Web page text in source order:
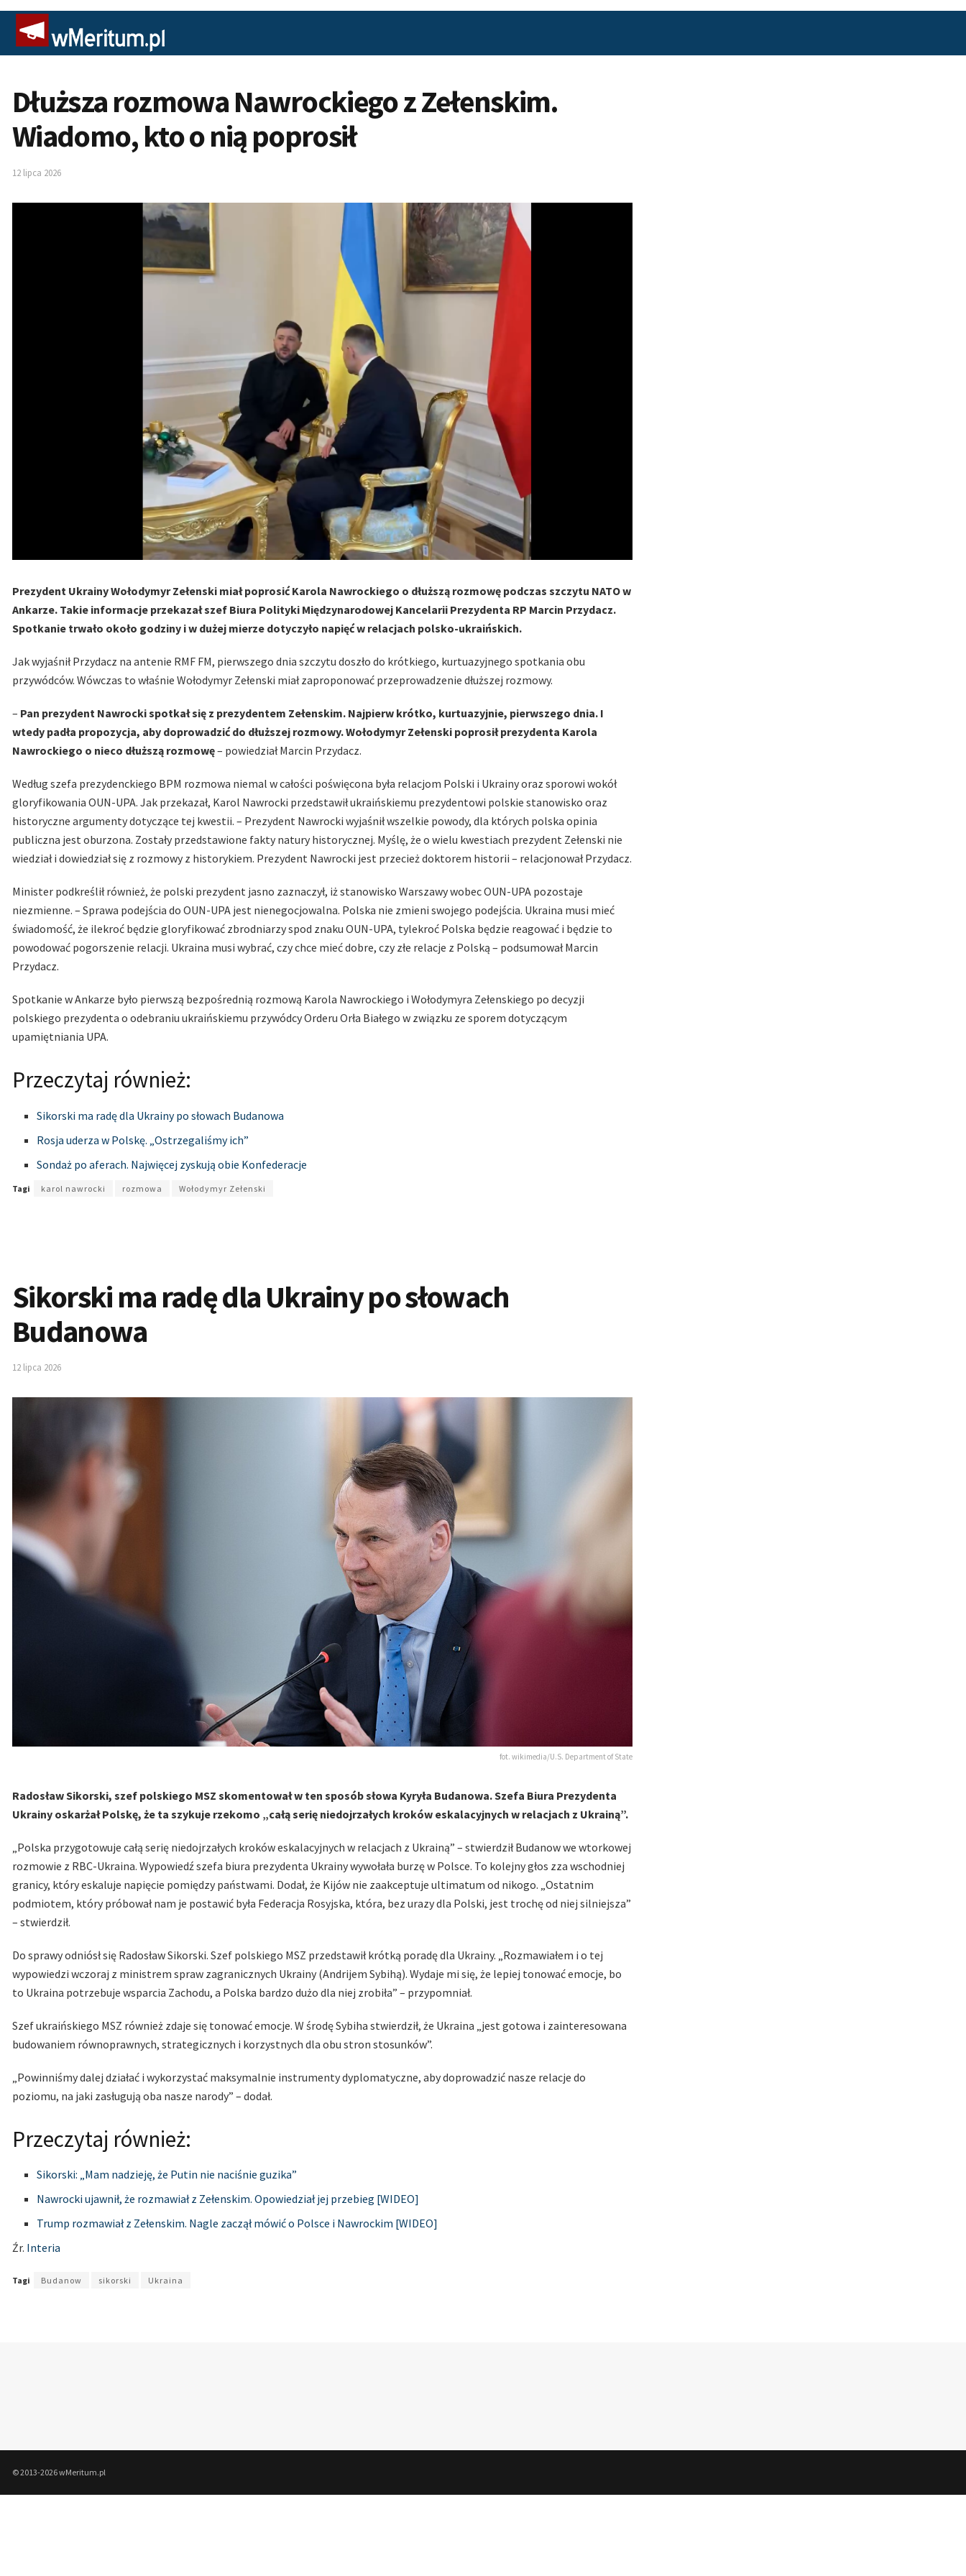
Dłuższa rozmowa Nawrockiego z Zełenskim.
Wiadomo, kto o nią poprosił
12 lipca 2026
Prezydent Ukrainy Wołodymyr Zełenski miał poprosić Karola Nawrockiego o dłuższą rozmowę podczas szczytu NATO w
Ankarze. Takie informacje przekazał szef Biura Polityki Międzynarodowej Kancelarii Prezydenta RP Marcin Przydacz.
Spotkanie trwało około godziny i w dużej mierze dotyczyło napięć w relacjach polsko-ukraińskich.
Jak wyjaśnił Przydacz na antenie RMF FM, pierwszego dnia szczytu doszło do krótkiego, kurtuazyjnego spotkania obu
przywódców. Wówczas to właśnie Wołodymyr Zełenski miał zaproponować przeprowadzenie dłuższej rozmowy.
– Pan prezydent Nawrocki spotkał się z prezydentem Zełenskim. Najpierw krótko, kurtuazyjnie, pierwszego dnia. I
wtedy padła propozycja, aby doprowadzić do dłuższej rozmowy. Wołodymyr Zełenski poprosił prezydenta Karola
Nawrockiego o nieco dłuższą rozmowę– powiedział Marcin Przydacz.
Według szefa prezydenckiego BPM rozmowa niemal w całości poświęcona była relacjom Polski i Ukrainy oraz sporowi wokół
gloryfikowania OUN-UPA. Jak przekazał, Karol Nawrocki przedstawił ukraińskiemu prezydentowi polskie stanowisko oraz
historyczne argumenty dotyczące tej kwestii. – Prezydent Nawrocki wyjaśnił wszelkie powody, dla których polska opinia
publiczna jest oburzona. Zostały przedstawione fakty natury historycznej. Myślę, że o wielu kwestiach prezydent Zełenski nie
wiedział i dowiedział się z rozmowy z historykiem. Prezydent Nawrocki jest przecież doktorem historii – relacjonował Przydacz.
Minister podkreślił również, że polski prezydent jasno zaznaczył, iż stanowisko Warszawy wobec OUN-UPA pozostaje
niezmienne. – Sprawa podejścia do OUN-UPA jest nienegocjowalna. Polska nie zmieni swojego podejścia. Ukraina musi mieć
świadomość, że ilekroć będzie gloryfikować zbrodniarzy spod znaku OUN-UPA, tylekroć Polska będzie reagować i będzie to
powodować pogorszenie relacji. Ukraina musi wybrać, czy chce mieć dobre, czy złe relacje z Polską – podsumował Marcin
Przydacz.
Spotkanie w Ankarze było pierwszą bezpośrednią rozmową Karola Nawrockiego i Wołodymyra Zełenskiego po decyzji
polskiego prezydenta o odebraniu ukraińskiemu przywódcy Orderu Orła Białego w związku ze sporem dotyczącym
upamiętniania UPA.
Przeczytaj również:
Sikorski ma radę dla Ukrainy po słowach Budanowa
Rosja uderza w Polskę. „Ostrzegaliśmy ich”
Sondaż po aferach. Najwięcej zyskują obie Konfederacje
Tagi karol nawrocki rozmowa Wołodymyr Zełenski
Sikorski ma radę dla Ukrainy po słowach
Budanowa
12 lipca 2026
fot. wikimedia/U.S. Department of State
Radosław Sikorski, szef polskiego MSZ skomentował w ten sposób słowa Kyryła Budanowa. Szefa Biura Prezydenta
Ukrainy oskarżał Polskę, że ta szykuje rzekomo „całą serię niedojrzałych kroków eskalacyjnych w relacjach z Ukrainą”.
„Polska przygotowuje całą serię niedojrzałych kroków eskalacyjnych w relacjach z Ukrainą” – stwierdził Budanow we wtorkowej
rozmowie z RBC-Ukraina. Wypowiedź szefa biura prezydenta Ukrainy wywołała burzę w Polsce. To kolejny głos zza wschodniej
granicy, który eskaluje napięcie pomiędzy państwami. Dodał, że Kijów nie zaakceptuje ultimatum od nikogo. „Ostatnim
podmiotem, który próbował nam je postawić była Federacja Rosyjska, która, bez urazy dla Polski, jest trochę od niej silniejsza”
– stwierdził.
Do sprawy odniósł się Radosław Sikorski. Szef polskiego MSZ przedstawił krótką poradę dla Ukrainy. „Rozmawiałem i o tej
wypowiedzi wczoraj z ministrem spraw zagranicznych Ukrainy (Andrijem Sybihą). Wydaje mi się, że lepiej tonować emocje, bo
to Ukraina potrzebuje wsparcia Zachodu, a Polska bardzo dużo dla niej zrobiła” – przypomniał.
Szef ukraińskiego MSZ również zdaje się tonować emocje. W środę Sybiha stwierdził, że Ukraina „jest gotowa i zainteresowana
budowaniem równoprawnych, strategicznych i korzystnych dla obu stron stosunków”.
„Powinniśmy dalej działać i wykorzystać maksymalnie instrumenty dyplomatyczne, aby doprowadzić nasze relacje do
poziomu, na jaki zasługują oba nasze narody” – dodał.
Przeczytaj również:
Sikorski: „Mam nadzieję, że Putin nie naciśnie guzika”
Nawrocki ujawnił, że rozmawiał z Zełenskim. Opowiedział jej przebieg [WIDEO]
Trump rozmawiał z Zełenskim. Nagle zaczął mówić o Polsce i Nawrockim [WIDEO]
Źr. Interia
Tagi Budanow sikorski Ukraina
© 2013-2026 wMeritum.pl